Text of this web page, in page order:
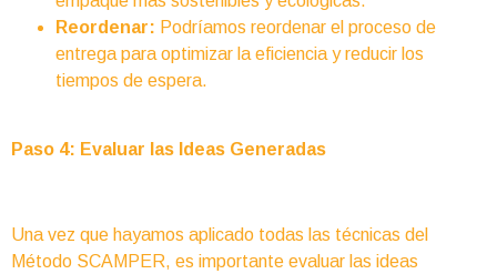
Reordenar: Podríamos reordenar el proceso de
entrega para optimizar la eficiencia y reducir los
tiempos de espera.
Paso 4: Evaluar las Ideas Generadas
Una vez que hayamos aplicado todas las técnicas del
Método SCAMPER, es importante evaluar las ideas